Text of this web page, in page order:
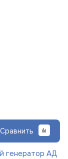
Сравнить
генератор АД